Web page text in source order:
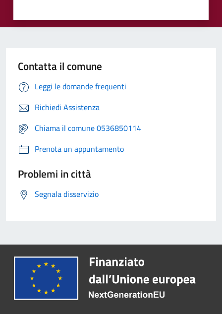
Contatta il comune
Leggi le domande frequenti
Richiedi Assistenza
Chiama il comune 0536850114
Prenota un appuntamento
Problemi in città
Segnala disservizio